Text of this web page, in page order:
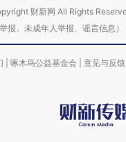
财新网 All Rights
报、未成年人举报、谣言信
啄木鸟公益基金会 意见与反馈